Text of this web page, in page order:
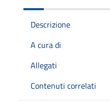
Descrizione
A cura di
Allegati
Contenuti correlati